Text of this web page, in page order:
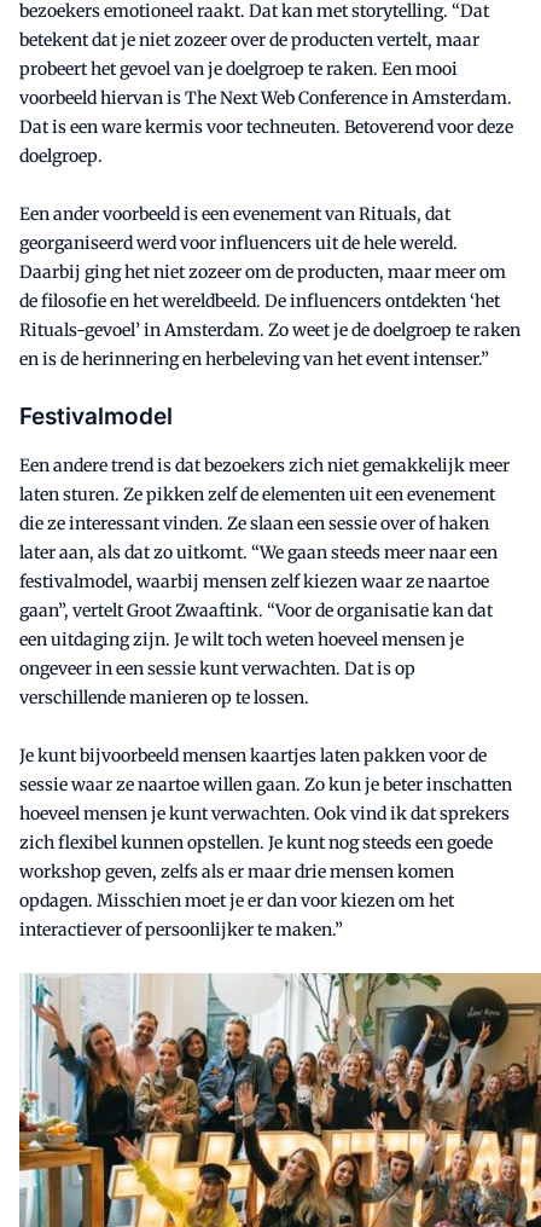
bezoekers emotioneel raakt. Dat kan met storytelling. “Dat
betekent dat je niet zozeer over de producten vertelt, maar
probeert het gevoel van je doelgroep te raken. Een mooi
voorbeeld hiervan is The Next Web Conference in Amsterdam.
Dat is een ware kermis voor techneuten. Betoverend voor deze
doelgroep.
Een ander voorbeeld is een evenement van Rituals, dat
georganiseerd werd voor influencers uit de hele wereld.
Daarbij ging het niet zozeer om de producten, maar meer om
de filosofie en het wereldbeeld. De influencers ontdekten ‘het
Rituals-gevoel’ in Amsterdam. Zo weet je de doelgroep te raken
en is de herinnering en herbeleving van het event intenser.”
Festivalmodel
Een andere trend is dat bezoekers zich niet gemakkelijk meer
laten sturen. Ze pikken zelf de elementen uit een evenement
die ze interessant vinden. Ze slaan een sessie over of haken
later aan, als dat zo uitkomt. “We gaan steeds meer naar een
festivalmodel, waarbij mensen zelf kiezen waar ze naartoe
gaan”, vertelt Groot Zwaaftink. “Voor de organisatie kan dat
een uitdaging zijn. Je wilt toch weten hoeveel mensen je
ongeveer in een sessie kunt verwachten. Dat is op
verschillende manieren op te lossen.
Je kunt bijvoorbeeld mensen kaartjes laten pakken voor de
sessie waar ze naartoe willen gaan. Zo kun je beter inschatten
hoeveel mensen je kunt verwachten. Ook vind ik dat sprekers
zich flexibel kunnen opstellen. Je kunt nog steeds een goede
workshop geven, zelfs als er maar drie mensen komen
opdagen. Misschien moet je er dan voor kiezen om het
interactiever of persoonlijker te maken.”